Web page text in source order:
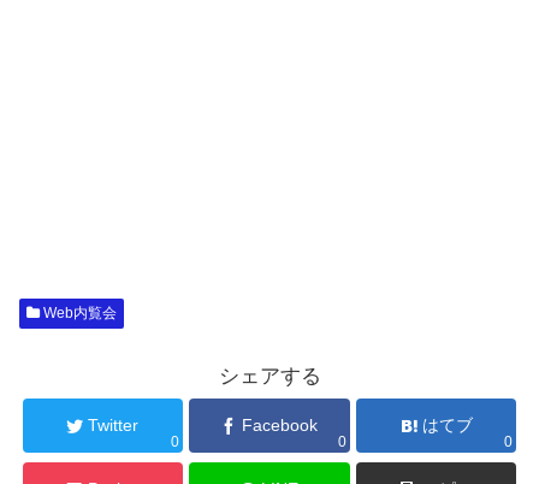
Web内覧会
シェアする
Twitter
0
Facebook
0
はてブ
0